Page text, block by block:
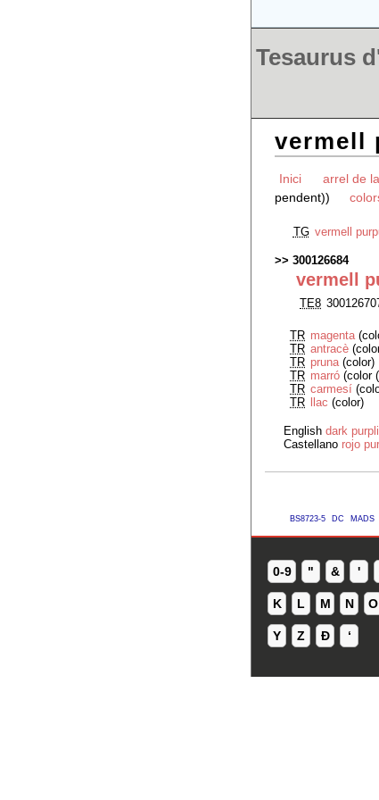
Tesaurus
vermell
Inici arrel de
pendent))
TG vermell
300126684
vermell
TE8
TR magenta
TR antracè
TR pruna(color)
TR marró(color
TR carmesí
TR llac(color)
English dark
Castellano rojo
BS8723-5 DC MADS
0-9 " & '
K L M N O
Y Z Ð ʻ